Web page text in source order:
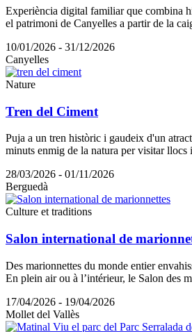
Experiència digital familiar que combina
el patrimoni de Canyelles a partir de la
10/01/2026 - 31/12/2026
Canyelles
Nature
Tren del Ciment
Puja a un tren històric i gaudeix d'un
minuts enmig de la natura per visitar llocs
28/03/2026 - 01/11/2026
Berguedà
Culture et traditions
Salon international de
Des marionnettes du monde entier
En plein air ou à l’intérieur, le Salon des
17/04/2026 - 19/04/2026
Mollet del Vallès